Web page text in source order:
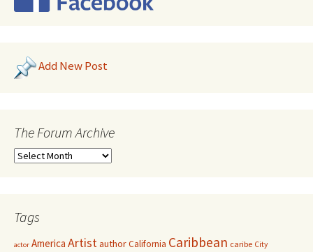
Add New Post
The Forum Archive
Tags
actor America ArtistauthorCalifornia Caribbean caribe City